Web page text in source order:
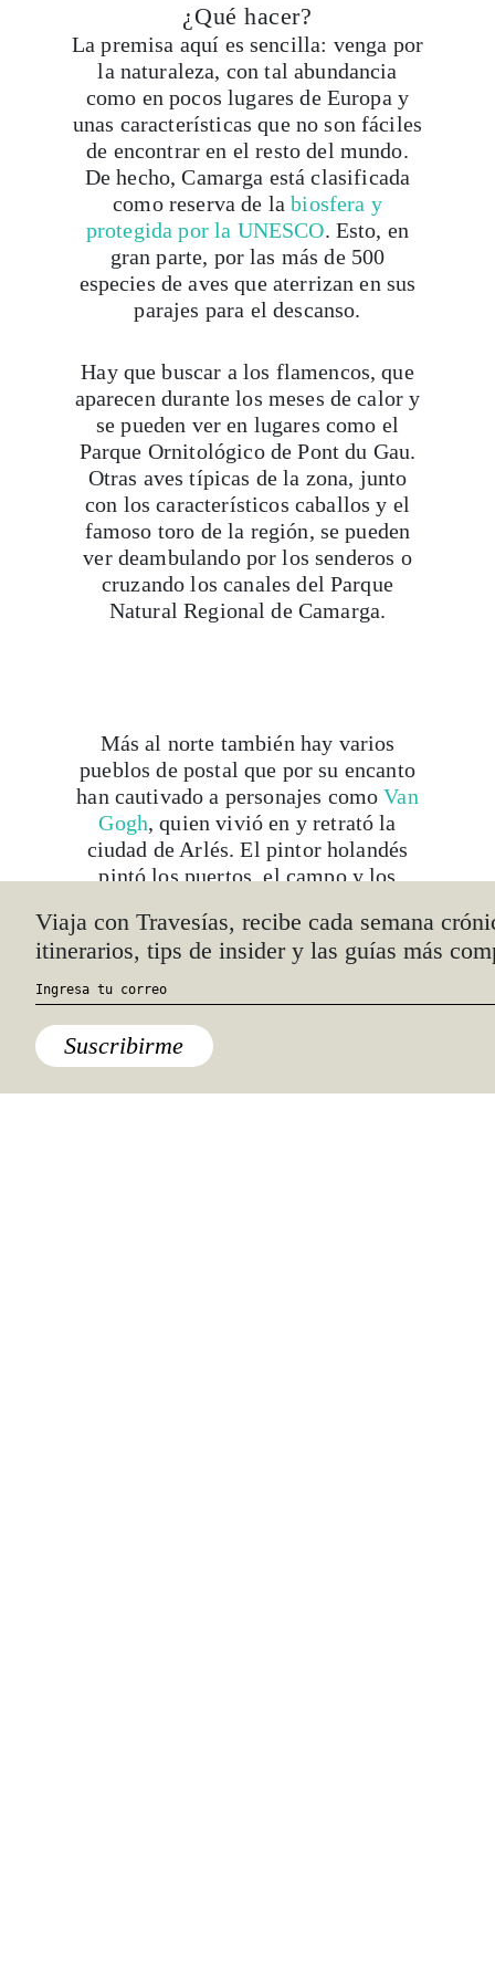
¿Qué hacer?
La premisa aquí es sencilla: venga por
la naturaleza, con tal abundancia
como en pocos lugares de Europa y
unas características que no son fáciles
de encontrar en el resto del mundo.
De hecho, Camarga está clasificada
como reserva de labiosfera y
protegida por la UNESCO. Esto, en
gran parte, por las más de 500
especies de aves que aterrizan en sus
parajes para el descanso.
Hay que buscar a los flamencos, que
aparecen durante los meses de calor y
se pueden ver en lugares como el
Parque Ornitológico de Pont du Gau.
Otras aves típicas de la zona, junto
con los característicos caballos y el
famoso toro de la región, se pueden
ver deambulando por los senderos o
cruzando los canales del Parque
Natural Regional de Camarga.
Más al norte también hay varios
pueblos de postal que por su encanto
han cautivado a personajes comoVan
Gogh, quien vivió en y retrató la
ciudad de Arlés. El pintor holandés
pintó los puertos, el campo y los
famoso dormitorio en Arlés. Algo de
ese legado puede verse en L’espace
Así como el Danubio parte las
grandes ciudades de Europa oriental,
Camarga creció en torno al río
Viaja con Travesías, recibe cada semana
itinerarios, tips de insider y las guías más
Suscribirme